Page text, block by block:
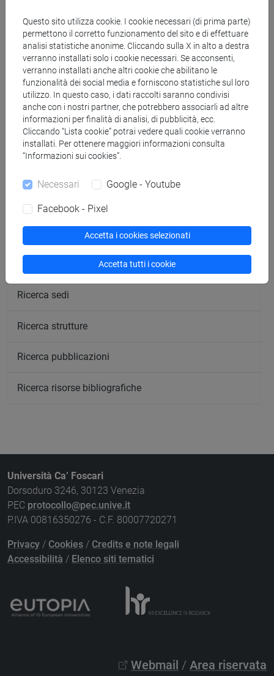
CV
segui il feed
Ricerca persone
Ricerca insegnamenti
Ricerca sedi
Ricerca strutture
Ricerca pubblicazioni
Ricerca risorse bibliografiche
Università Ca’ Foscari
Dorsoduro 3246, 30123 Venezia
PEC protocollo@pec.unive.it
P.IVA 00816350276 - C.F. 80007720271
Privacy / Cookies / Credits e note legali
Accessibilità / Elenco siti tematici
Webmail / Area riservata
Questo sito utilizza cookie. I cookie necessari (di prima parte)
permettono il corretto funzionamento del sito e di effettuare
analisi statistiche anonime. Cliccando sulla X in alto a destra
verranno installati solo i cookie necessari. Se acconsenti,
verranno installati anche altri cookie che abilitano le
funzionalità dei social media e forniscono statistiche sul loro
utilizzo. In questo caso, i dati raccolti saranno condivisi
anche con i nostri partner, che potrebbero associarli ad altre
informazioni per finalità di analisi, di pubblicità, ecc.
Cliccando “Lista cookie” potrai vedere quali cookie verranno
installati. Per ottenere maggiori informazioni consulta
“Informazioni sui cookies”.
Necessari Google - Youtube
Facebook - Pixel
Accetta i cookies selezionati
Accetta tutti i cookie